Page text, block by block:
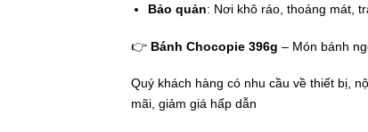
Bảo quản: Nơi khô ráo, thoáng mát,
👉 Bánh Chocopie 396g – Món bánh
Quý khách hàng có nhu cầu về thiết bị,
mãi, giảm giá hấp dẫn